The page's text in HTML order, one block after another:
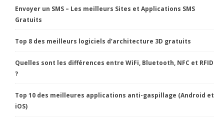
Envoyer un SMS – Les meilleurs Sites et Applications SMS
Gratuits
Top 8 des meilleurs logiciels d’architecture 3D gratuits
Quelles sont les différences entre WiFi, Bluetooth, NFC et RFID
?
Top 10 des meilleures applications anti-gaspillage (Android et
iOS)